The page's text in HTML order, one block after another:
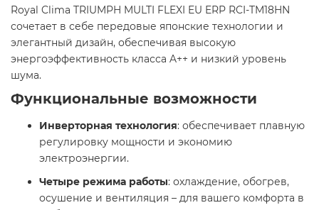
Royal Clima TRIUMPH MULTI FLEXI EU ERP RCI-TM18HN
сочетает в себе передовые японские технологии и
элегантный дизайн, обеспечивая высокую
энергоэффективность класса A++ и низкий уровень
шума.
Функциональные возможности
Инверторная технология: обеспечивает плавную
регулировку мощности и экономию
электроэнергии.
Четыре режима работы: охлаждение, обогрев,
осушение и вентиляция – для вашего комфорта в